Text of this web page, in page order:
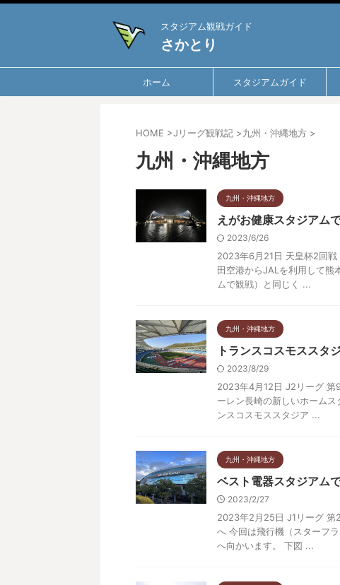
スタジアム観戦ガイド
さかとり
ホーム スタジアムガイド
HOME >Jリーグ観戦記 >九州・沖縄地方 >
九州・沖縄地方
九州・沖縄地方
えがお健康スタジアム
2023/6/26
2023年6月21日 天皇杯2回
田空港からJALを利用して熊
ムで観戦）と同じく ...
九州・沖縄地方
トランスコスモススタ
2023/8/29
2023年4月12日 J2リーグ 第
ーレン長崎の新しいホーム
ンスコスモススタジア ...
九州・沖縄地方
ベスト電器スタジアム
2023/2/27
2023年2月25日 J1リーグ 第
へ 今回は飛行機（スターフ
へ向かいます。 下図 ...